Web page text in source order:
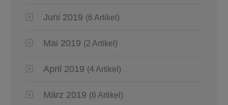
Juni 2019 (6 Artikel)
Mai 2019 (2 Artikel)
April 2019 (4 Artikel)
März 2019 (6 Artikel)